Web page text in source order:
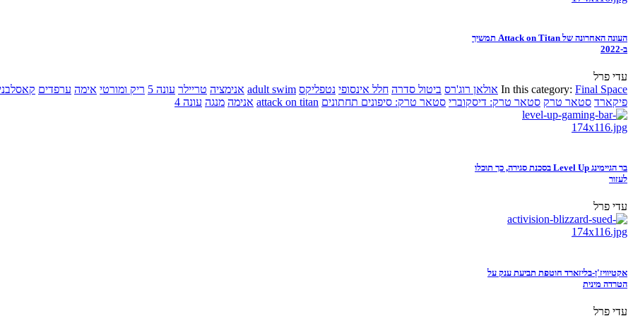
העונה האחרונה של Attack on Titan תמשיך
ב-2022
עדי פרל
In this category: Final Space אולאן רוג'רס ביטול סדרה חלל אינסופי נטפליקס adult swim אנימציה טריילר עונה 5 ריק ומורטי אימה ערפדים
פיקארד סטאר טרק סטאר טרק: דיסקוברי סטאר טרק: סיפונים תחתונים attack on titan אנימה מנגה עונה 4
בר הגיימינג Level Up בסכנת סגירה, כך תוכלו
לעזור
עדי פרל
אקטיוויז'ן-בליזארד חוטפת תביעת ענק על
הטרדה מינית
עדי פרל